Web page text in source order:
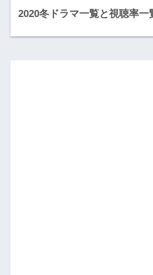
2020冬ドラマ一覧と視聴率一